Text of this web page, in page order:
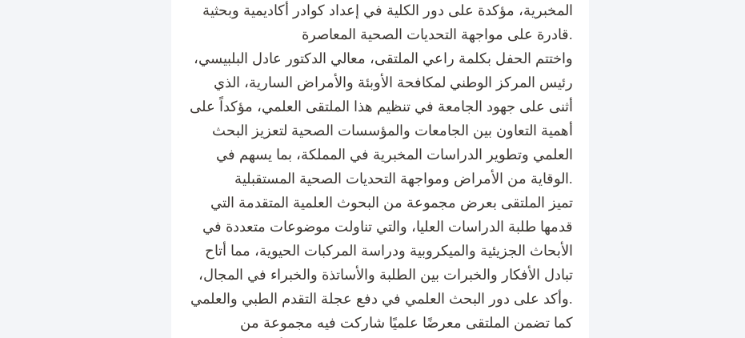
المخبرية، مؤكدة على دور الكلية في إعداد كوادر أكاديمية وبحثية
قادرة على مواجهة التحديات الصحية المعاصرة.
واختتم الحفل بكلمة راعي الملتقى، معالي الدكتور عادل البلبيسي،
رئيس المركز الوطني لمكافحة الأوبئة والأمراض السارية، الذي
أثنى على جهود الجامعة في تنظيم هذا الملتقى العلمي، مؤكداً على
أهمية التعاون بين الجامعات والمؤسسات الصحية لتعزيز البحث
العلمي وتطوير الدراسات المخبرية في المملكة، بما يسهم في
الوقاية من الأمراض ومواجهة التحديات الصحية المستقبلية.
تميز الملتقى بعرض مجموعة من البحوث العلمية المتقدمة التي
قدمها طلبة الدراسات العليا، والتي تناولت موضوعات متعددة في
الأبحاث الجزيئية والميكروبية ودراسة المركبات الحيوية، مما أتاح
تبادل الأفكار والخبرات بين الطلبة والأساتذة والخبراء في المجال،
وأكد على دور البحث العلمي في دفع عجلة التقدم الطبي والعلمي.
كما تضمن الملتقى معرضًا علميًا شاركت فيه مجموعة من